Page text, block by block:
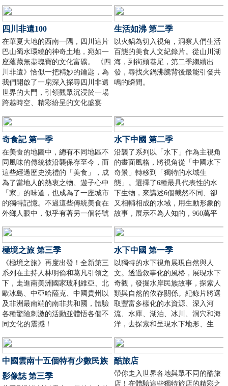
傣族織錦的非遺文化。
四川非遺100
在華夏大地的西南一隅，四川這片
巴山蜀水環繞的神奇土地，宛如一
座蘊藏無盡瑰寶的文化富礦。 《四
川非遺》恰似一把精妙的鑰匙，為
我們開啟了一扇深入探尋四川非遺
世界的大門，引領觀眾沉浸於一場
跨越時空、精彩紛呈的文化盛宴
生活如沸 第二季
以火鍋為切入視角，洞察人們生活
百態的美食人文紀錄片。從山川湖
海，到街頭巷尾，第二季繼續出
發，尋找火鍋沸騰背後最能引發共
鳴的瞬間。
奇食記 第一季
在美食的地圖中，總有不同地區不
同風味的傳統被沿襲保存至今，而
這些經過歷史洗禮的「美食」，成
為了當地人的熱衷之物、遊子心中
「家」的味道，也成為了一座城市
的獨特記憶。不過這些傳統美食在
外鄉人眼中，似乎有著另一個符號
水下中國 第二季
沿襲了系列以「水下」作為主視角
的畫面風格，將視角從「中國水下
奇景」轉移到「獨特的水域生
態」。選擇了6種最具代表性的水
下生物，來講述6個截然不同、卻
又相輔相成的水域，用生動形象的
故事，展示不為人知的，960萬平
極境之旅 第三季
《極境之旅》再度出發！全新第三
系列在主持人林明倫和葛凡引領之
下，走進南美洲國家玻利維亞、北
歐冰島、中亞哈薩克、中國貴州以
及非洲最南端的南非共和國，體驗
各種驚險刺激的活動並體悟各個不
同文化的震撼！
水下中國 第一季
以獨特的水下視角展現自然與人
文。透過敘事化的風格，展現水下
奇觀，發掘水岸民族故事，探索人
類與自然的依存關係。紀錄片將選
取豐富多樣化的水資源、深入河
流、水庫、湖泊、冰川、洞穴和海
洋，去探索和呈現水下地形、生
中國雲南十五個特有少數民族
影像誌 第三季
酷旅店
帶你走入世界各地與眾不同的酷旅​​
店！在體驗這些獨特旅店的精彩之